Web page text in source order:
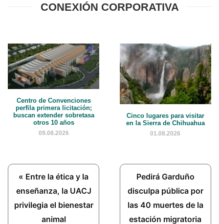
CONEXIÓN CORPORATIVA
Centro de Convenciones
perfila primera licitación;
buscan extender sobretasa
otros 10 años
09.08.2026
Cinco lugares para visitar
en la Sierra de Chihuahua
01.08.2026
Previous
Post:
« Entre la ética y la
enseñanza, la UACJ
privilegia el bienestar
animal
Next
Post:
Pedirá Garduño
disculpa pública por
las 40 muertes de la
estación migratoria